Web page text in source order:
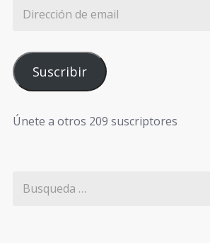
Suscribir
Únete a otros 209 suscriptores